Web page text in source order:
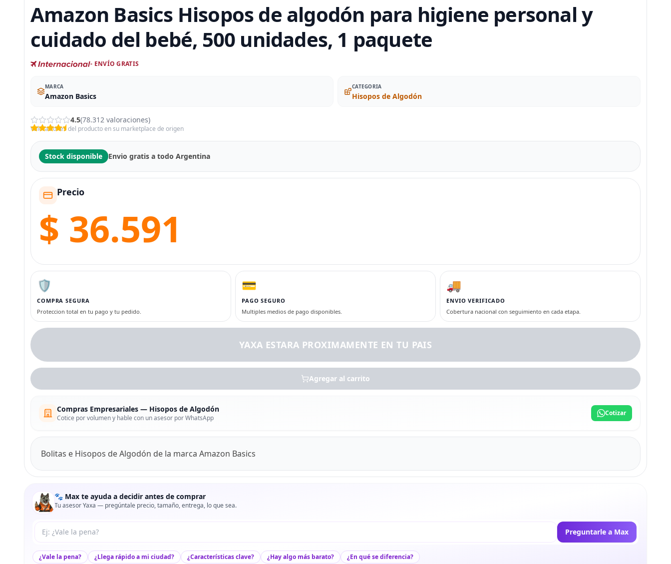
Amazon Basics Hisopos de algodón para higiene personal y
cuidado del bebé, 500 unidades, 1 paquete
- ENVÍO GRATIS
MARCA
Amazon Basics
CATEGORIA
Hisopos de Algodón
4.5(78.312 valoraciones)
Valoraciones del producto en su marketplace de origen
Stock disponible Envio gratis a todo Argentina
Precio
$ 36.591
🛡️
COMPRA SEGURA
Proteccion total en tu pago y tu pedido.
💳
PAGO SEGURO
Multiples medios de pago disponibles.
🚚
ENVIO VERIFICADO
Cobertura nacional con seguimiento en cada etapa.
YAXA ESTARA PROXIMAMENTE EN TU PAIS
Agregar al carrito
Compras Empresariales — Hisopos de Algodón
Cotice por volumen y hable con un asesor por WhatsApp
Cotizar
Bolitas e Hisopos de Algodón de la marca Amazon Basics
🐾 Max te ayuda a decidir antes de comprar
Tu asesor Yaxa — pregúntale precio, tamaño, entrega, lo que sea.
Tu pregunta a Max Preguntarle a Max
¿Vale la pena? ¿Llega rápido a mi ciudad? ¿Características clave? ¿Hay algo más barato? ¿En qué se diferencia?